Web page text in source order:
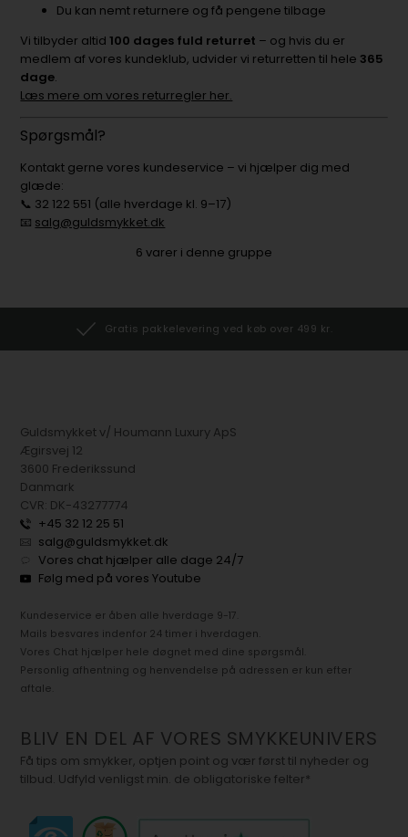
Du kan nemt returnere og få pengene tilbage
Vi tilbyder altid100 dages fuld returret – og hvis du er
medlem af vores kundeklub, udvider vi returretten til hele 365
dage.
Læs mere om vores returregler her.
Spørgsmål?
Kontakt gerne vores kundeservice – vi hjælper dig med
glæde:
📞 32 122 551 (alle hverdage kl. 9–17)
📧 salg@guldsmykket.dk
6 varer i denne gruppe
Gratis pakkelevering ved køb over 499 kr.
Guldsmykket v/ Houmann Luxury ApS
Ægirsvej 12
3600 Frederikssund
Danmark
CVR: DK-43277774
+45 32 12 25 51
salg@guldsmykket.dk
Vores chat hjælper alle dage 24/7
Følg med på vores Youtube
Kundeservice er åben alle hverdage 9-17.
Mails besvares indenfor 24 timer i hverdagen.
Vores Chat hjælper hele døgnet med dine spørgsmål.
Personlig afhentning og henvendelse på adressen er kun efter
aftale.
BLIV EN DEL AF VORES SMYKKEUNIVERS
Få tips om smykker, optjen point og vær først til nyheder og
tilbud. Udfyld venligst min. de obligatoriske felter*